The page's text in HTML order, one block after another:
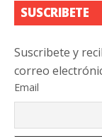
SUSCRIBETE
Suscribete y
correo
Email